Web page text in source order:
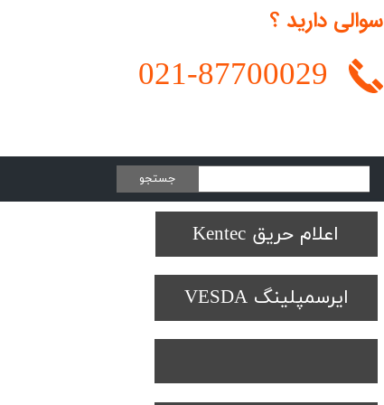
سوالی دارید ؟
021-87700029
جستجو
اعلام حریق Kentecتجهیزات تست SOLO
ایرسمپلینگ VESDA
دتکتورهای Spectrex